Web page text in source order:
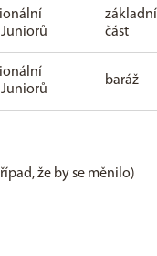
Juniorů
základní
část
Juniorů
baráž
že by se měnilo)